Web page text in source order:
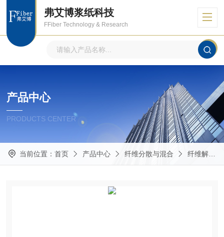
弗艾博浆纸科技
FFiber Technology & Research
产品中心
PRODUCTS CENTER
当前位置： 首页 产品中心 纤维分散与混合 纤维解离器